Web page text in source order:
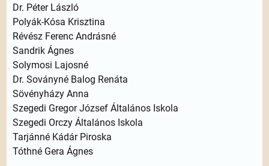
Dr. Péter László
Polyák-Kósa Krisztina
Révész Ferenc Andrásné
Sandrik Ágnes
Solymosi Lajosné
Dr. Soványné Balog Renáta
Sövényházy Anna
Szegedi Gregor József Általános Iskola
Szegedi Orczy Általános Iskola
Tarjánné Kádár Piroska
Tóthné Gera Ágnes